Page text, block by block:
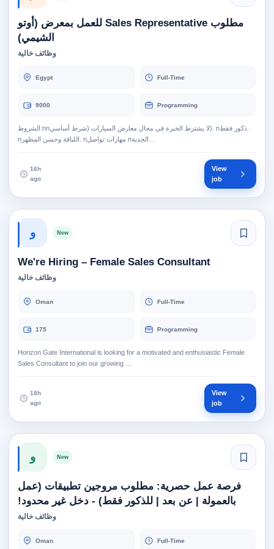
مطلوب Sales Representative للعمل بمعرض (أوتو
الشيمي)
وظائف خالية
Egypt Full-Time
9000 Programming
الشروط:nnلا يشترط الخبرة في مجال معارض السيارات (شرط أساسي). nذكور فقط.
16h
ago
View
job
و New
We're Hiring – Female Sales Consultant
وظائف خالية
Oman Full-Time
175 Programming
Horizon Gate International is looking for a motivated and enthusiastic Female
Sales Consultant to join our growing …
18h
ago
View
job
و New
فرصة عمل حصرية: مطلوب مروجين تطبيقات (عمل
بالعمولة | عن بعد | للذكور فقط) - دخل غير محدود!
وظائف خالية
Oman Full-Time